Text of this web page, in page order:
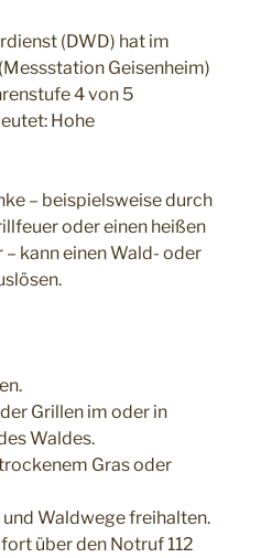
(DWD) hat im
Geisenheim)
4 von 5
Hohe
– beispielsweise durch
oder einen heißen
kann einen Wald- oder
Grillen im oder in
Waldes.
Gras oder
Waldwege freihalten.
über den Notruf 112